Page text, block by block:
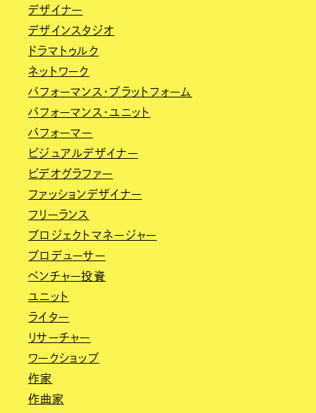
デザイナー
デザインスタジオ
ドラマトゥルク
ネットワーク
パフォーマンス・プラットフォーム
パフォーマンス・ユニット
パフォーマー
ビジュアルデザイナー
ビデオグラファー
ファッションデザイナー
フリーランス
プロジェクトマネージャー
プロデューサー
ベンチャー投資
ユニット
ライター
リサーチャー
ワークショップ
作家
作曲家